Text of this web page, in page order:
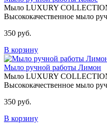
Мыло LUXURY
Высококачественное мыло
350 руб.
В корзину
Мыло ручной работы Лимон
Мыло LUXURY
Высококачественное мыло
350 руб.
В корзину